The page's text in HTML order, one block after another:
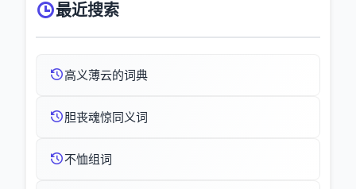
最近搜索
高义薄云的词典
胆丧魂惊同义词
不恤组词